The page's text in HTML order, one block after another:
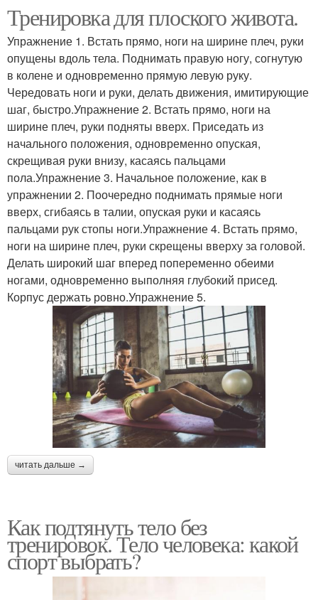
Тренировка для плоского живота.
Упражнение 1. Встать прямо, ноги на ширине плеч, руки
опущены вдоль тела. Поднимать правую ногу, согнутую
в колене и одновременно прямую левую руку.
Чередовать ноги и руки, делать движения, имитирующие
шаг, быстро.Упражнение 2. Встать прямо, ноги на
ширине плеч, руки подняты вверх. Приседать из
начального положения, одновременно опуская,
скрещивая руки внизу, касаясь пальцами
пола.Упражнение 3. Начальное положение, как в
упражнении 2. Поочередно поднимать прямые ноги
вверх, сгибаясь в талии, опуская руки и касаясь
пальцами рук стопы ноги.Упражнение 4. Встать прямо,
ноги на ширине плеч, руки скрещены вверху за головой.
Делать широкий шаг вперед попеременно обеими
ногами, одновременно выполняя глубокий присед.
Корпус держать ровно.Упражнение 5.
читать дальше →
Как подтянуть тело без
тренировок. Тело человека: какой
спорт выбрать?